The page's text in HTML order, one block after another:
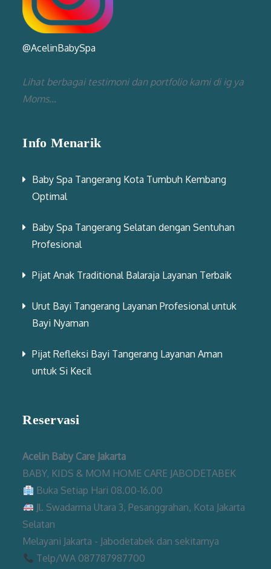
@AcelinBabySpa
Lihat berbagai testimoni dan portfolio kami di ig ya
Moms...
Info Menarik
Baby Spa Tangerang Kota Tumbuh Kembang
Optimal
Baby Spa Tangerang Selatan dengan Sentuhan
Profesional
Pijat Anak Traditional Balaraja Layanan Terbaik
Urut Bayi Tangerang Layanan Profesional untuk
Bayi Nyaman
Pijat Refleksi Bayi Tangerang Layanan Aman
untuk Si Kecil
Reservasi
Acelin Baby Care Jakarta
BABY, KIDS & MOM HOME CARE JABODETABEK
Buka Setiap Hari 08.00-16.00
Jl. Swadarma Utara 3, Pesanggrahan, Kota Jakarta
Selatan
Melayani Jakarta - Jabodetabek dan sekitarnya
Telp/WA 087787987700